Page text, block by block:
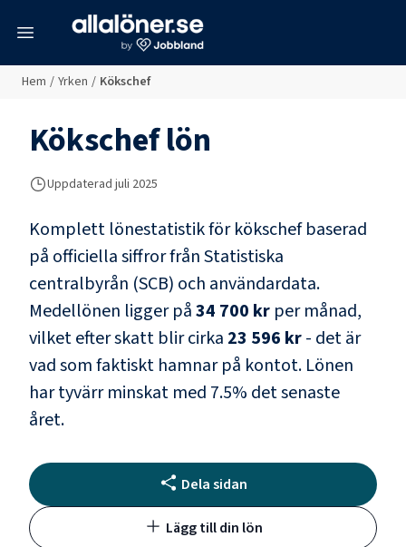
Hem / Yrken / Kökschef
Kökscheflön
Uppdaterad juli 2025
Komplett lönestatistik förkökschefbaserad
på officiella siffror från Statistiska
centralbyrån (SCB) och användardata.
Medellönen ligger på34 700 kr per månad,
vilket efter skatt blir cirka 23 596 kr- det är
vad som faktiskt hamnar på kontot. Lönen
har tyvärr minskat med 7.5% det senaste
året.
Dela sidan
Lägg till din lön